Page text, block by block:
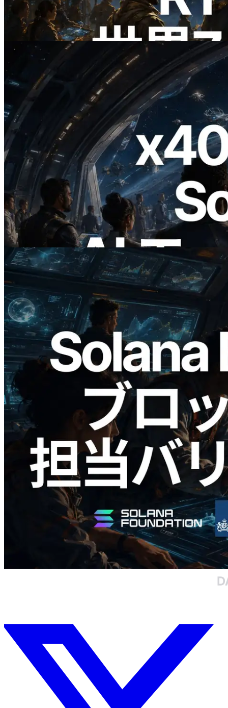
Validators Information APIも公開
この記事を読む
2026.07.04
ERPC、x402 決済対応の Solana RPC を
公開 — AI エージェントが必要な API
にその場で支払う時代の幕開け
この記事を読む
2026.05.24
Validators Solutions、Solana ブロックア
ナライザーを公開 — slot 単位のブロッ
ク生成時間と担当バリデータを視覚化
この記事を読む
さらに読み込む